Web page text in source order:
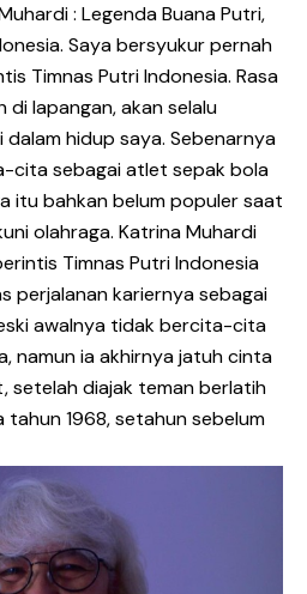
: Legenda Buana Putri,
Saya bersyukur pernah
Timnas Putri Indonesia. Rasa
lapangan, akan selalu
dalam hidup saya. Sebenarnya
cita sebagai atlet sepak bola
itu bahkan belum populer saat
olahraga. Katrina Muhardi
Timnas Putri Indonesia
perjalanan kariernya sebagai
awalnya tidak bercita-cita
namun ia akhirnya jatuh cinta
setelah diajak teman berlatih
tahun 1968, setahun sebelum